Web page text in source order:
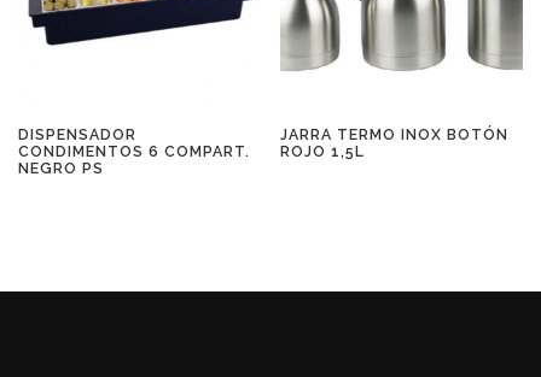
DISPENSADOR
CONDIMENTOS 6 COMPART.
NEGRO PS
JARRA TERMO INOX BOTÓN
ROJO 1,5L